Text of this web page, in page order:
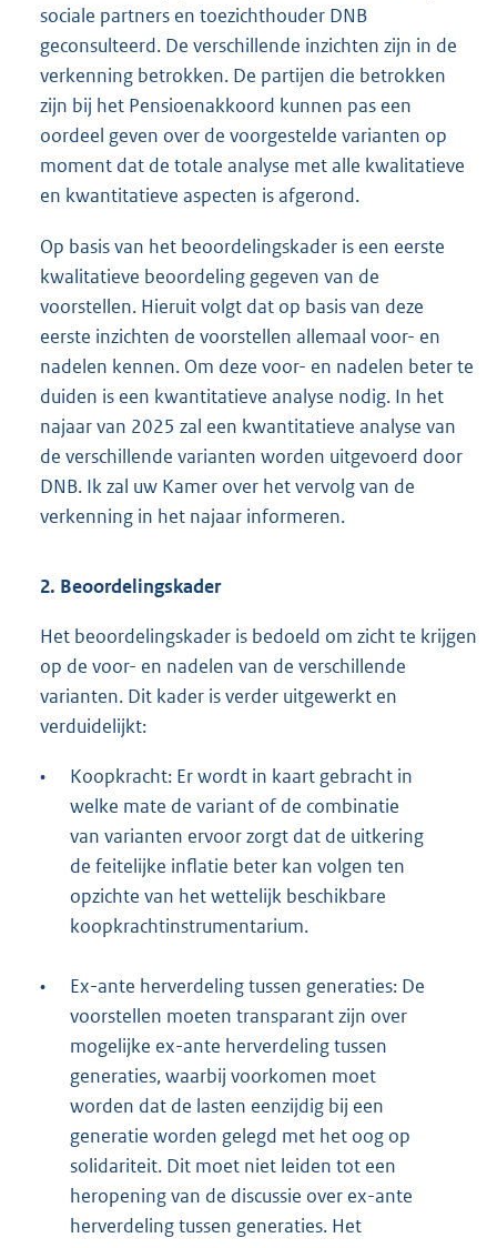
sociale partners en toezichthouder DNB
geconsulteerd. De verschillende inzichten zijn in de
verkenning betrokken. De partijen die betrokken
zijn bij het Pensioenakkoord kunnen pas een
oordeel geven over de voorgestelde varianten op
moment dat de totale analyse met alle kwalitatieve
en kwantitatieve aspecten is afgerond.
Op basis van het beoordelingskader is een eerste
kwalitatieve beoordeling gegeven van de
voorstellen. Hieruit volgt dat op basis van deze
eerste inzichten de voorstellen allemaal voor- en
nadelen kennen. Om deze voor- en nadelen beter te
duiden is een kwantitatieve analyse nodig. In het
najaar van 2025 zal een kwantitatieve analyse van
de verschillende varianten worden uitgevoerd door
DNB. Ik zal uw Kamer over het vervolg van de
verkenning in het najaar informeren.
2. Beoordelingskader
Het beoordelingskader is bedoeld om zicht te krijgen
op de voor- en nadelen van de verschillende
varianten. Dit kader is verder uitgewerkt en
verduidelijkt:
•
Koopkracht: Er wordt in kaart gebracht in
welke mate de variant of de combinatie
van varianten ervoor zorgt dat de uitkering
de feitelijke inflatie beter kan volgen ten
opzichte van het wettelijk beschikbare
koopkrachtinstrumentarium.
•
Ex-ante herverdeling tussen generaties: De
voorstellen moeten transparant zijn over
mogelijke ex-ante herverdeling tussen
generaties, waarbij voorkomen moet
worden dat de lasten eenzijdig bij een
generatie worden gelegd met het oog op
solidariteit. Dit moet niet leiden tot een
heropening van de discussie over ex-ante
herverdeling tussen generaties. Het